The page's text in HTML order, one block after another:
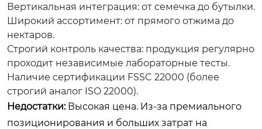
Вертикальная интеграция: от семечка до бутылки.
Широкий ассортимент: от прямого отжима до
нектаров.
Строгий контроль качества: продукция регулярно
проходит независимые лабораторные тесты.
Наличие сертификации FSSC 22000 (более
строгий аналог ISO 22000).
Недостатки:Высокая цена. Из-за премиального
позиционирования и больших затрат на